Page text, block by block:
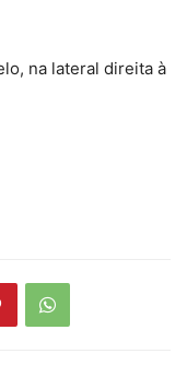
na lateral direita à